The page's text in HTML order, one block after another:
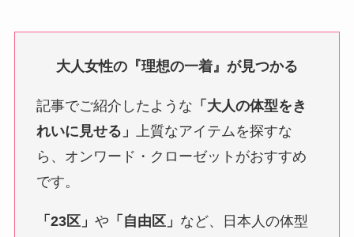
大人女性の『理想の一着』が見つかる
記事でご紹介したような 「大人の体型をき
れいに見せる」
上質なアイテムを探すな
ら、オンワード・クローゼットがおすすめ
です。
「23区」 や 「自由区」 など、日本人の体型